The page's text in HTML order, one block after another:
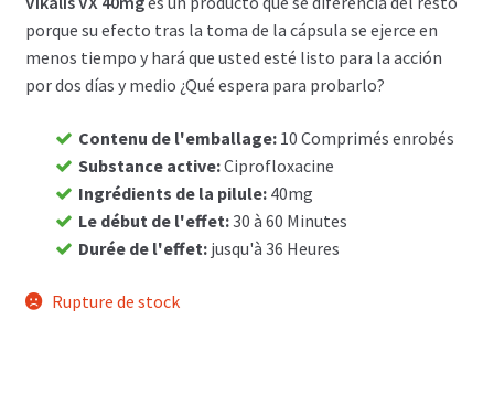
Vérifiez le statut de votre Commande
Blog
Panier
Conditions
porque su efecto tras la toma de la cápsula se ejerce en
menos tiempo y hará que usted esté listo para la acción
por dos días y medio ¿Qué espera para probarlo?
Contenu de l'emballage: 10 Comprimés enrobés
Substance active:Ciprofloxacine
Ingrédients de la pilule: 40mg
Le début de l'effet:30 à 60 Minutes
Durée de l'effet: jusqu'à 36 Heures
Rupture de stock